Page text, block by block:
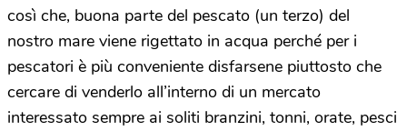
così che, buona parte del pescato (un terzo) del
nostro mare viene rigettato in acqua perché per i
pescatori è più conveniente disfarsene piuttosto che
cercare di venderlo all’interno di un mercato
interessato sempre ai soliti branzini, tonni, orate, pesci